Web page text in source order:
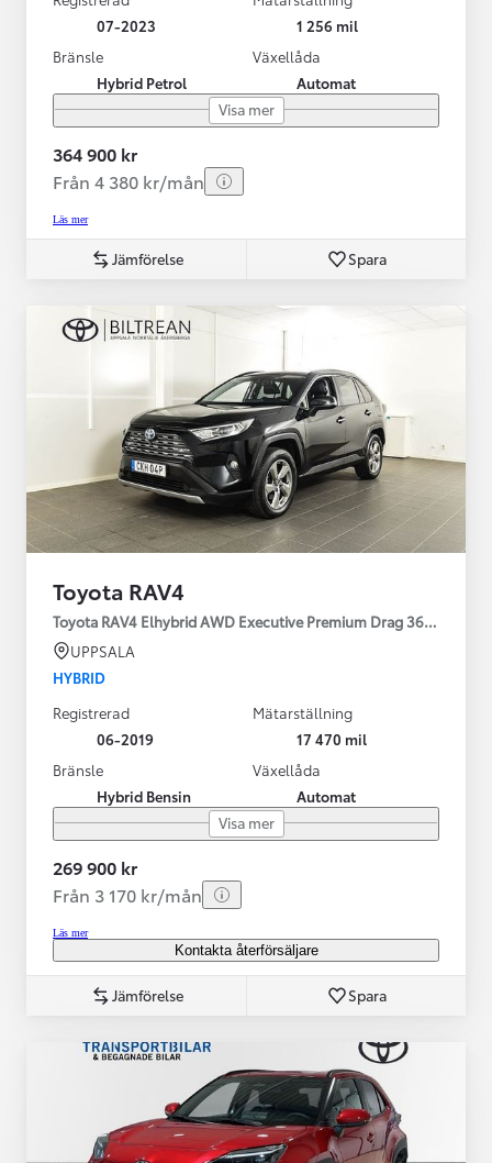
07-2023
1 256 mil
Bränsle
Hybrid Petrol
Växellåda
Automat
Visa mer
364 900 kr
Från 4 380 kr/mån
Läs mer
Jämförelse Spara
Toyota RAV4
Toyota RAV4 Elhybrid AWD Executive Premium Drag 360-kamera
UPPSALA
HYBRID
Registrerad
06-2019
Mätarställning
17 470 mil
Bränsle
Hybrid Bensin
Växellåda
Automat
Visa mer
269 900 kr
Från 3 170 kr/mån
Läs mer
Kontakta återförsäljare
Jämförelse Spara